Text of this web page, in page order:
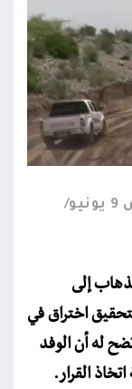
الساحل الغربي / (العرب) الخميس 9 يونيو/
إلى
اختراق في
له أن الوفد
القرار.